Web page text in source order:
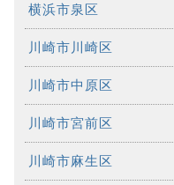
横浜市泉区
川崎市川崎区
川崎市中原区
川崎市宮前区
川崎市麻生区